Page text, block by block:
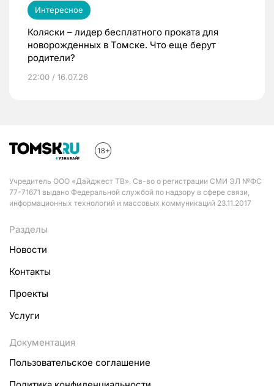
Интересное
Коляски – лидер бесплатного проката для
новорожденных в Томске. Что еще берут
родители?
22:00 / 16.07.26
Учредитель ООО «Дайджест ТВ». Св-во о регистрации СМИ ЭЛ №ФС
77-71671 выдано Федеральной службой по надзору в сфере связи,
информационных технологий и массовых коммуникаций 23.11.2017
Разделы
Новости
Контакты
Проекты
Услуги
Документация
Пользовательское соглашение